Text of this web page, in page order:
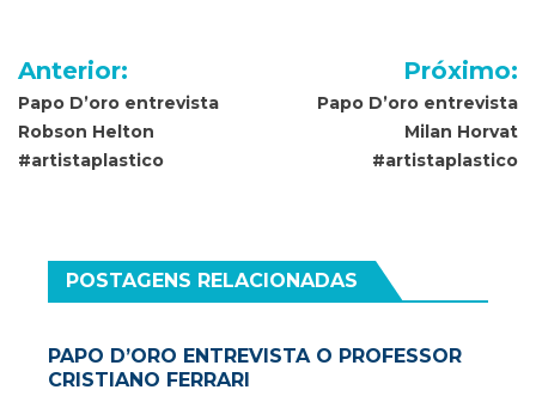
Navegação
de
Post
Anterior:
Papo D’oro entrevista
Robson Helton
#artistaplastico
Próximo:
Papo D’oro entrevista
Milan Horvat
#artistaplastico
POSTAGENS RELACIONADAS
PAPO D’ORO ENTREVISTA O PROFESSOR
CRISTIANO FERRARI